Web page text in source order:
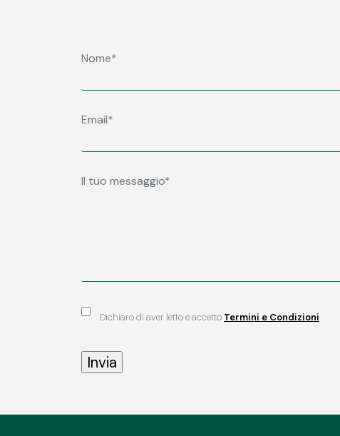
Dichiaro di aver letto e accetto Termini e Condizioni